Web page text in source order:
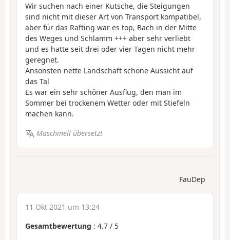
Wir suchen nach einer Kutsche, die Steigungen
sind nicht mit dieser Art von Transport kompatibel,
aber für das Rafting war es top, Bach in der Mitte
des Weges und Schlamm +++ aber sehr verliebt
und es hatte seit drei oder vier Tagen nicht mehr
geregnet.
Ansonsten nette Landschaft schöne Aussicht auf
das Tal
Es war ein sehr schöner Ausflug, den man im
Sommer bei trockenem Wetter oder mit Stiefeln
machen kann.
Maschinell übersetzt
FauDep
11 Okt 2021 um 13:24
Gesamtbewertung : 4.7 / 5